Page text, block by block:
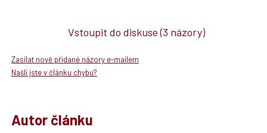
Vstoupit do diskuse(3 názory)
Zasílat nově přidané názory e-mailem
Našli jste v článku chybu?
Autor článku